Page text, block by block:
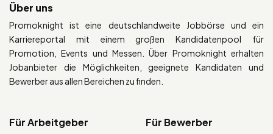
Über uns
Promoknight ist eine deutschlandweite Jobbörse und ein
Karriereportal mit einem großen Kandidatenpool für
Promotion, Events und Messen. Über Promoknight erhalten
Jobanbieter die Möglichkeiten, geeignete Kandidaten und
Bewerber aus allen Bereichen zu finden.
Für Arbeitgeber Für Bewerber